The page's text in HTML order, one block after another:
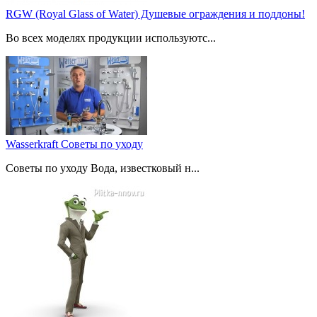
RGW (Royal Glass of Water) Душевые ограждения и поддоны!
Во всех моделях продукции используютс...
Wasserkraft Советы по уходу
Советы по уходу Вода, известковый н...